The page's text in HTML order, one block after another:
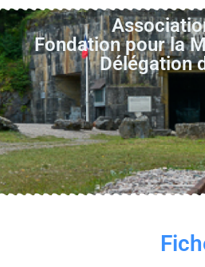
Fondation pour la
Délégation